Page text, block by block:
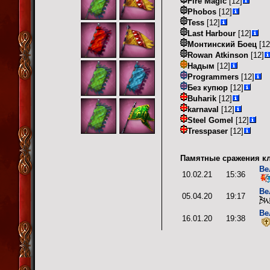
Phobos [12]
Tess [12]
Last Harbour [12]
Монтинский Боец
Rowan Atkinson [12]
Надым [12]
Programmers [12]
Без купюр [12]
Buharik [12]
karnaval [12]
Steel Gomel [12]
Tresspaser [12]
Памятные сражения
10.02.21
15:36
05.04.20 19:17
16.01.20 19:38